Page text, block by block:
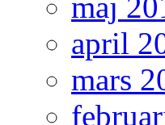
april
mars